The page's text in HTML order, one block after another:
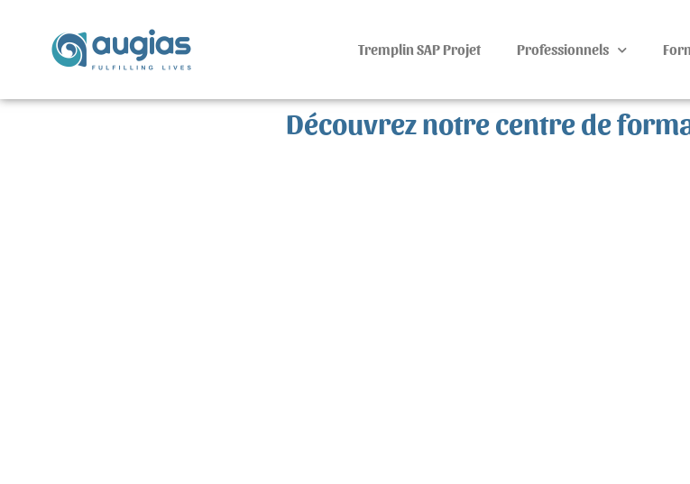
Tremplin SAP Projet Professionnels
Découvrez notre centre de